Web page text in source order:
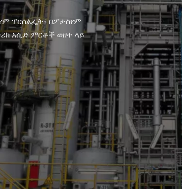
ፐርሰልፌት፣ በፖታስየም
አሲድ ምርቶች ወዘተ ላይ